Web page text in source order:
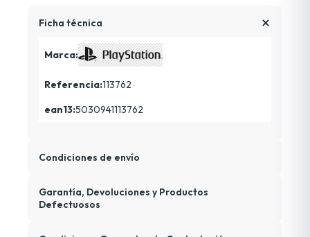
Ficha técnica
Marca:
Referencia:113762
ean13:5030941113762
Condiciones de envío
Garantía, Devoluciones y Productos
Defectuosos